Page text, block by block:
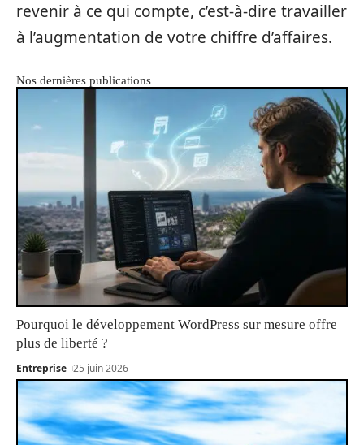
revenir à ce qui compte, c’est-à-dire travailler
à l’augmentation de votre chiffre d’affaires.
Nos dernières publications
Pourquoi le développement WordPress sur mesure offre
plus de liberté ?
Entreprise 25 juin 2026